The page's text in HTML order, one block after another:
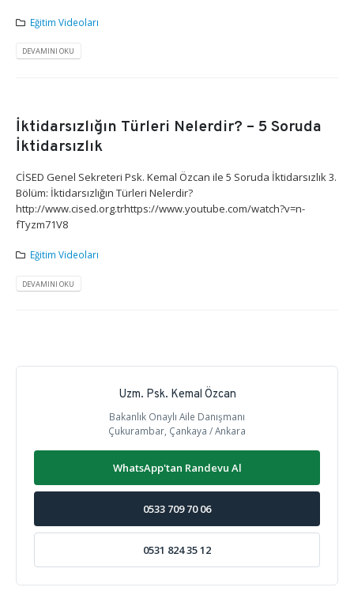
Eğitim Videoları
DEVAMINI OKU
İktidarsızlığın Türleri Nelerdir? – 5 Soruda
İktidarsızlık
CİSED Genel Sekreteri Psk. Kemal Özcan ile 5 Soruda İktidarsızlık 3.
Bölüm: İktidarsızlığın Türleri Nelerdir?
http://www.cised.org.trhttps://www.youtube.com/watch?v=n-
fTyzm71V8
Eğitim Videoları
DEVAMINI OKU
Uzm. Psk. Kemal Özcan
Bakanlık Onaylı Aile Danışmanı
Çukurambar, Çankaya / Ankara
WhatsApp'tan Randevu Al
0533 709 70 06
0531 824 35 12